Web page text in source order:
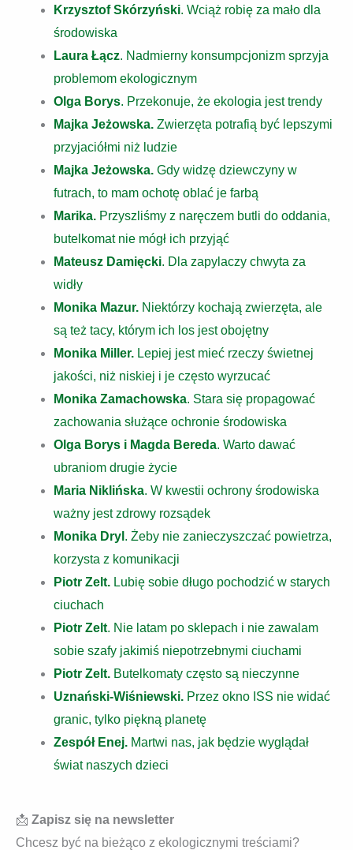
Krzysztof Skórzyński. Wciąż robię za mało dla
środowiska
Laura Łącz. Nadmierny konsumpcjonizm sprzyja
problemom ekologicznym
Olga Borys. Przekonuje, że ekologia jest trendy
Majka Jeżowska. Zwierzęta potrafią być lepszymi
przyjaciółmi niż ludzie
Majka Jeżowska. Gdy widzę dziewczyny w
futrach, to mam ochotę oblać je farbą
Marika. Przyszliśmy z naręczem butli do oddania,
butelkomat nie mógł ich przyjąć
Mateusz Damięcki. Dla zapylaczy chwyta za
widły
Monika Mazur. Niektórzy kochają zwierzęta, ale
są też tacy, którym ich los jest obojętny
Monika Miller. Lepiej jest mieć rzeczy świetnej
jakości, niż niskiej i je często wyrzucać
Monika Zamachowska. Stara się propagować
zachowania służące ochronie środowiska
Olga Borys i Magda Bereda. Warto dawać
ubraniom drugie życie
Maria Niklińska. W kwestii ochrony środowiska
ważny jest zdrowy rozsądek
Monika Dryl . Żeby nie zanieczyszczać powietrza,
korzysta z komunikacji
Piotr Zelt. Lubię sobie długo pochodzić w starych
ciuchach
Piotr Zelt. Nie latam po sklepach i nie zawalam
sobie szafy jakimiś niepotrzebnymi ciuchami
Piotr Zelt. Butelkomaty często są nieczynne
Uznański-Wiśniewski. Przez okno ISS nie widać
granic, tylko piękną planetę
Zespół Enej. Martwi nas, jak będzie wyglądał
świat naszych dzieci
📩 Zapisz się na newsletter
Chcesz być na bieżąco z ekologicznymi treściami?